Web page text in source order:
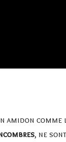
amidon comme
, ne